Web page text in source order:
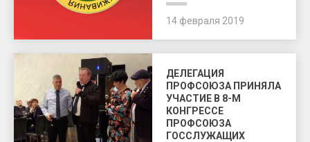
14 февраля 2019
ДЕЛЕГАЦИЯ
ПРОФСОЮЗА ПРИНЯЛА
УЧАСТИЕ В 8-М
КОНГРЕССЕ
ПРОФСОЮЗА
ГОССЛУЖАЩИХ